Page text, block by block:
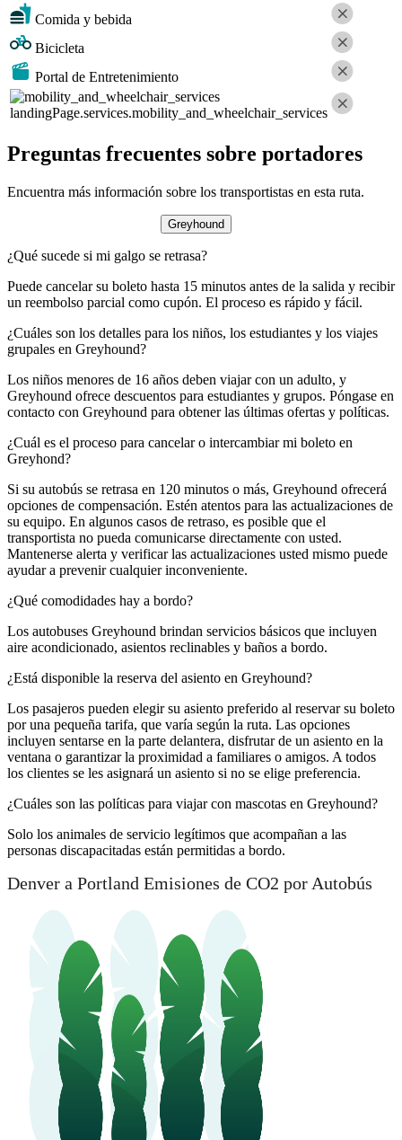
Comida y bebida
Bicicleta
Portal de Entretenimiento
landingPage.services.mobility_and_wheelchair_services
Preguntas frecuentes sobre portadores
Encuentra más información sobre los transportistas en esta ruta.
Greyhound
¿Qué sucede si mi galgo se retrasa?
Puede cancelar su boleto hasta 15 minutos antes de la salida y recibir
un reembolso parcial como cupón. El proceso es rápido y fácil.
¿Cuáles son los detalles para los niños, los estudiantes y los viajes
grupales en Greyhound?
Los niños menores de 16 años deben viajar con un adulto, y
Greyhound ofrece descuentos para estudiantes y grupos. Póngase en
contacto con Greyhound para obtener las últimas ofertas y políticas.
¿Cuál es el proceso para cancelar o intercambiar mi boleto en
Greyhond?
Si su autobús se retrasa en 120 minutos o más, Greyhound ofrecerá
opciones de compensación. Estén atentos para las actualizaciones de
su equipo. En algunos casos de retraso, es posible que el
transportista no pueda comunicarse directamente con usted.
Mantenerse alerta y verificar las actualizaciones usted mismo puede
ayudar a prevenir cualquier inconveniente.
¿Qué comodidades hay a bordo?
Los autobuses Greyhound brindan servicios básicos que incluyen
aire acondicionado, asientos reclinables y baños a bordo.
¿Está disponible la reserva del asiento en Greyhound?
Los pasajeros pueden elegir su asiento preferido al reservar su boleto
por una pequeña tarifa, que varía según la ruta. Las opciones
incluyen sentarse en la parte delantera, disfrutar de un asiento en la
ventana o garantizar la proximidad a familiares o amigos. A todos
los clientes se les asignará un asiento si no se elige preferencia.
¿Cuáles son las políticas para viajar con mascotas en Greyhound?
Solo los animales de servicio legítimos que acompañan a las
personas discapacitadas están permitidas a bordo.
Denver a Portland Emisiones de CO2 por Autobús